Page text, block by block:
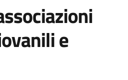
e